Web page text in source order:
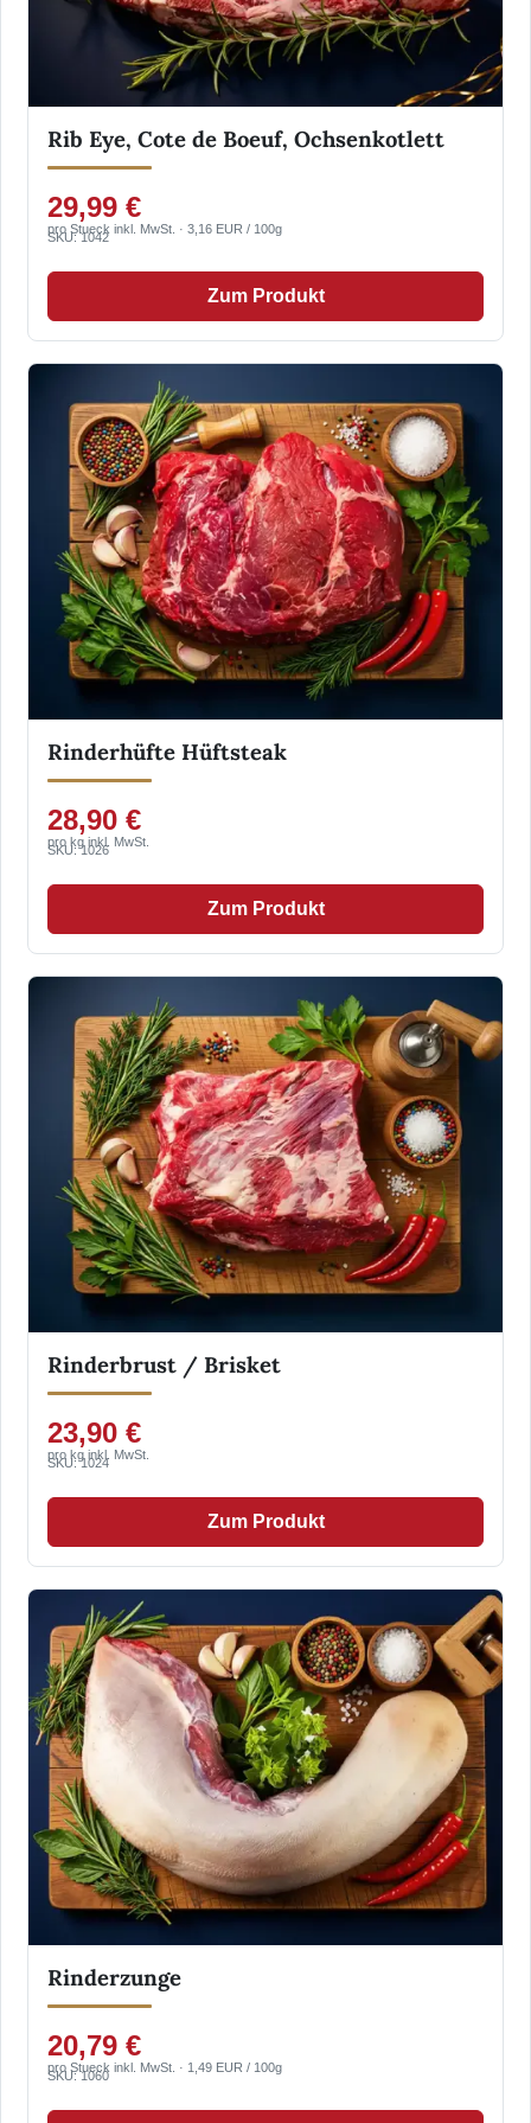
Rib Eye, Cote de Boeuf, Ochsenkotlett
29,99 €
pro Stueck inkl. MwSt. · 3,16 EUR / 100g
SKU: 1042
Zum Produkt
Rinderhüfte Hüftsteak
28,90 €
pro kg inkl. MwSt.
SKU: 1026
Zum Produkt
Rinderbrust / Brisket
23,90 €
pro kg inkl. MwSt.
SKU: 1024
Zum Produkt
Rinderzunge
20,79 €
pro Stueck inkl. MwSt. · 1,49 EUR / 100g
SKU: 1060